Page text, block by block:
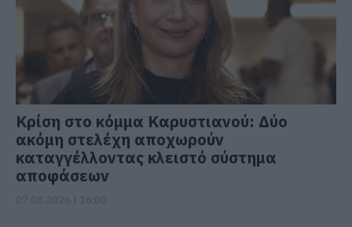
Κρίση στο κόμμα Καρυστιανού: Δύο
ακόμη στελέχη αποχωρούν
καταγγέλλοντας κλειστό σύστημα
αποφάσεων